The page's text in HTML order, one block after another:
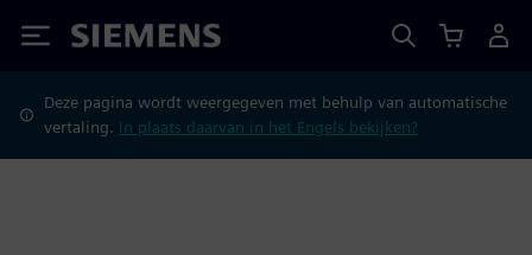
Siemens
Deze pagina wordt weergegeven met behulp van automatische
vertaling. In plaats daarvan in het Engels bekijken?